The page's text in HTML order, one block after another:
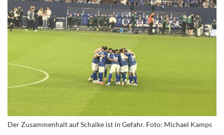
Der Zusammenhalt auf Schalke ist in Gefahr. Foto: Michael Kamps